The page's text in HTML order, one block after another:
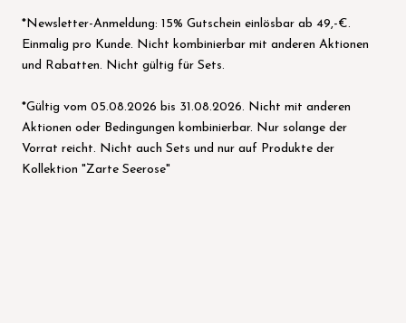
*Newsletter-Anmeldung: 15% Gutschein einlösbar ab 49,-€.
Einmalig pro Kunde. Nicht kombinierbar mit anderen Aktionen
und Rabatten. Nicht gültig für Sets.
*Gültig vom 05.08.2026 bis 31.08.2026. Nicht mit anderen
Aktionen oder Bedingungen kombinierbar. Nur solange der
Vorrat reicht. Nicht auch Sets und nur auf Produkte der
Kollektion "Zarte Seerose"